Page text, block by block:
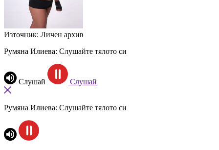
Източник: Личен архив
Румяна Илиева: Слушайте тялото си
Слушай Слушай
Румяна Илиева: Слушайте тялото си